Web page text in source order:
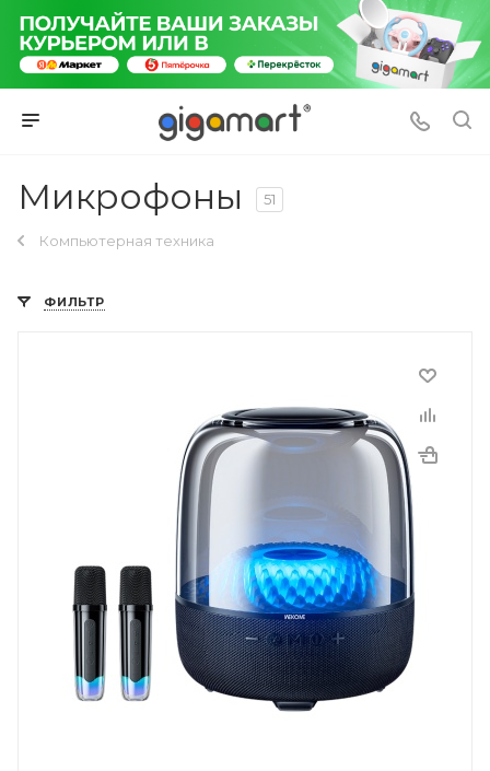
Микрофоны 51
Компьютерная техника
ФИЛЬТР